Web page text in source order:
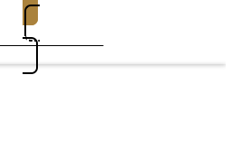
kontaktieren